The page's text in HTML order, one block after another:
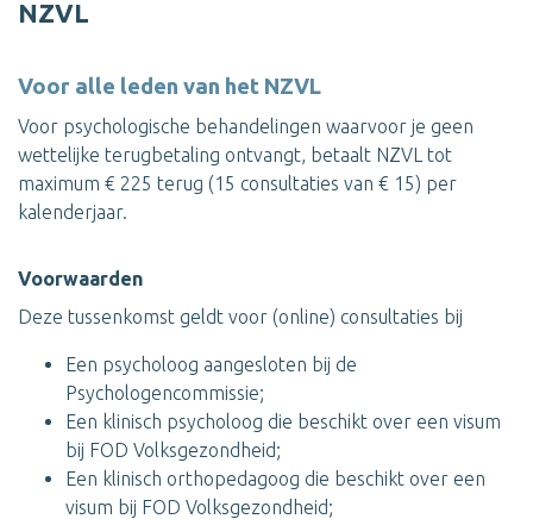
NZVL
Voor alle leden van het NZVL
Voor psychologische behandelingen waarvoor je geen
wettelijke terugbetaling ontvangt, betaalt NZVL tot
maximum € 225 terug (15 consultaties van € 15) per
kalenderjaar.
Voorwaarden
Deze tussenkomst geldt voor (online) consultaties bij
Een psycholoog aangesloten bij de
Psychologencommissie;
Een klinisch psycholoog die beschikt over een visum
bij FOD Volksgezondheid;
Een klinisch orthopedagoog die beschikt over een
visum bij FOD Volksgezondheid;